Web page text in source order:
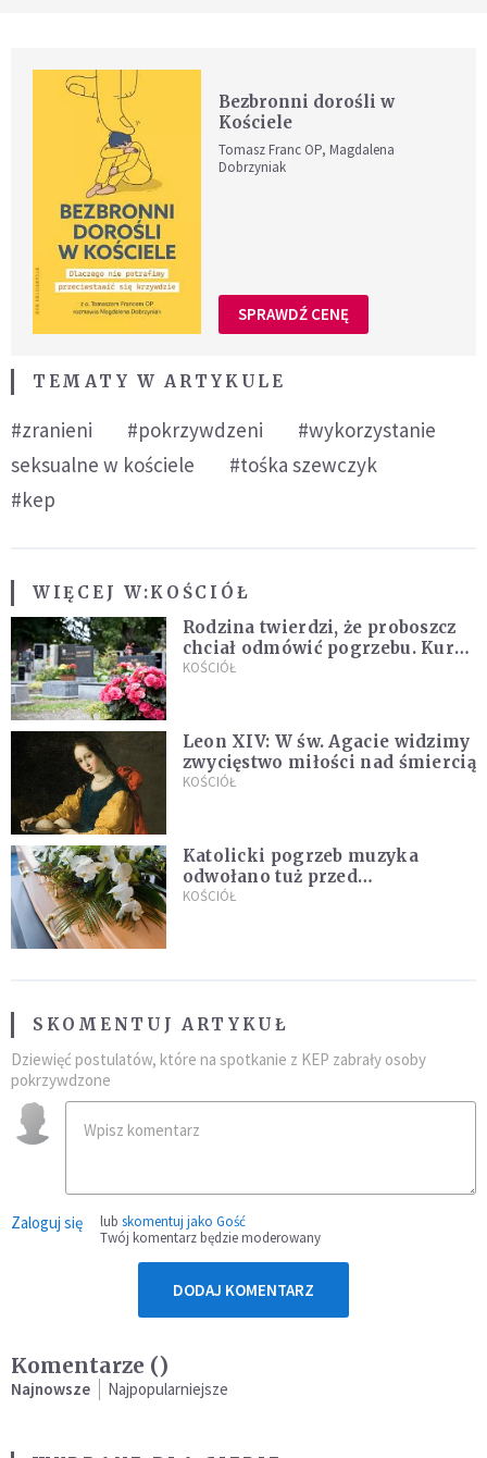
Bezbronni dorośli w
Kościele
Tomasz Franc OP, Magdalena
Dobrzyniak
SPRAWDŹ CENĘ
TEMATY W ARTYKULE
#zranieni #pokrzywdzeni
#wykorzystanie
seksualne w kościele
#tośka szewczyk
#kep
WIĘCEJ W:KOŚCIÓŁ
Rodzina twierdzi, że proboszcz
chciał odmówić pogrzebu. Kuria
zapowiada wyjaśnienia
KOŚCIÓŁ
Leon XIV: W św. Agacie widzimy
zwycięstwo miłości nad śmiercią
KOŚCIÓŁ
Katolicki pogrzeb muzyka
odwołano tuż przed
uroczystością. Powodem była
KOŚCIÓŁ
SKOMENTUJ ARTYKUŁ
Dziewięć postulatów, które na spotkanie z KEP zabrały osoby
pokrzywdzone
Zaloguj się lub skomentuj jako Gość
Twój komentarz będzie moderowany
DODAJ KOMENTARZ
Komentarze ()
Najnowsze Najpopularniejsze